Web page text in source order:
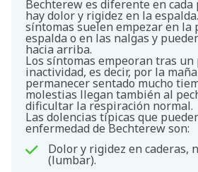
Bechterew es diferente en
hay dolor y rigidez en la
síntomas suelen empezar en la
espalda o en las nalgas y
hacia arriba.
Los síntomas empeoran tras un
inactividad, es decir, por la
permanecer sentado mucho
molestias llegan también al
dificultar la respiración normal.
Las dolencias típicas que
enfermedad de Bechterew son:
Dolor y rigidez en caderas,
(lumbar).